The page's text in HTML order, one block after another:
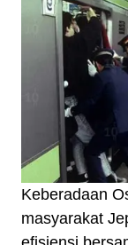
Keberadaan
masyarakat